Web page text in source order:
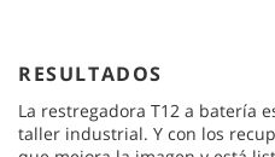
RESULTADOS
La restregadora T12 a batería
taller industrial. Y con los